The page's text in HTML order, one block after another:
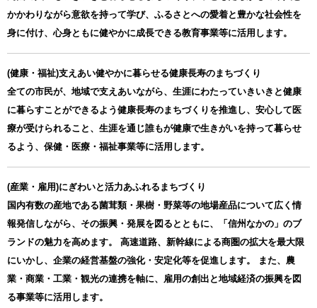
かかわりながら意欲を持って学び、ふるさとへの愛着と豊かな社会性を
身に付け、心身ともに健やかに成長できる教育事業等に活用します。
(健康・福祉)支えあい健やかに暮らせる健康長寿のまちづくり
全ての市民が、地域で支えあいながら、生涯にわたっていきいきと健康
に暮らすことができるよう健康長寿のまちづくりを推進し、安心して医
療が受けられること、生涯を通じ誰もが健康で生きがいを持って暮らせ
るよう、保健・医療・福祉事業等に活用します。
(産業・雇用)にぎわいと活力あふれるまちづくり
国内有数の産地である菌茸類・果樹・野菜等の地場産品について広く情
報発信しながら、その振興・発展を図るとともに、「信州なかの」のブ
ランドの魅力を高めます。 高速道路、新幹線による商圏の拡大を最大限
にいかし、企業の経営基盤の強化・安定化等を促進します。 また、農
業・商業・工業・観光の連携を軸に、雇用の創出と地域経済の振興を図
る事業等に活用します。